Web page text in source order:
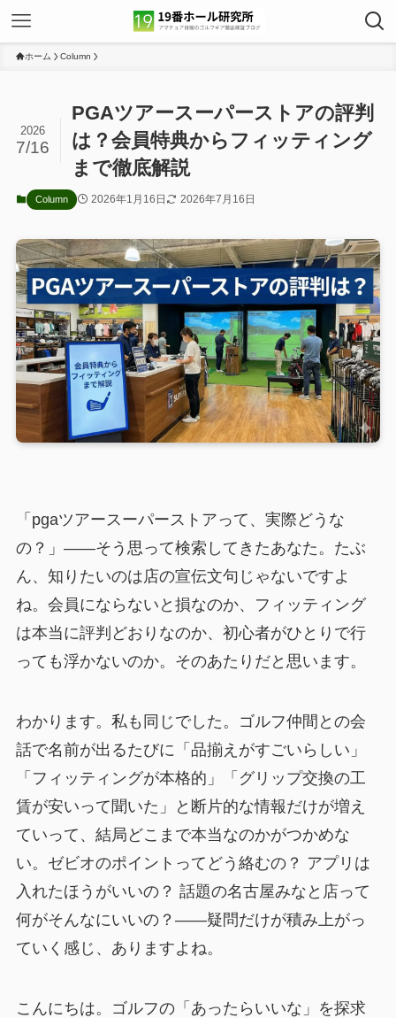
ホーム Column
PGAツアースーパーストアの評判
は？会員特典からフィッティング
まで徹底解説
2026
7/16
Column 2026年1月16日 2026年7月16日
「pgaツアースーパーストアって、実際どうな
の？」——そう思って検索してきたあなた。たぶ
ん、知りたいのは店の宣伝文句じゃないですよ
ね。会員にならないと損なのか、フィッティング
は本当に評判どおりなのか、初心者がひとりで行
っても浮かないのか。そのあたりだと思います。
わかります。私も同じでした。ゴルフ仲間との会
話で名前が出るたびに「品揃えがすごいらしい」
「フィッティングが本格的」「グリップ交換の工
賃が安いって聞いた」と断片的な情報だけが増え
ていって、結局どこまで本当なのかがつかめな
い。ゼビオのポイントってどう絡むの？ アプリは
入れたほうがいいの？ 話題の名古屋みなと店って
何がそんなにいいの？——疑問だけが積み上がっ
ていく感じ、ありますよね。
こんにちは。ゴルフの「あったらいいな」を探求